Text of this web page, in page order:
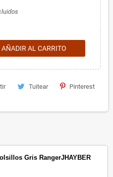
AÑADIR AL CARRITO
Tuitear Pinterest
Gris RangerJHAYBER